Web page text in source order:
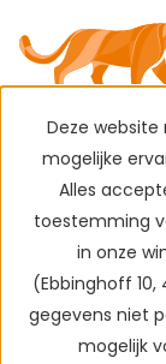
Deze
mogelijke
Alles
toestemming
in onze
(Ebbinghoff
gegevens niet
mogelijk